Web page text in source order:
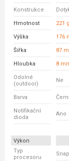
Konstrukce
Hmotnost 221 g
Výška 176
Šířka 87
Hloubka 8
Odolné
(outdoor)
Ne
Barva
Notifikační
dioda
Ano
Výkon
Typ
procesoru